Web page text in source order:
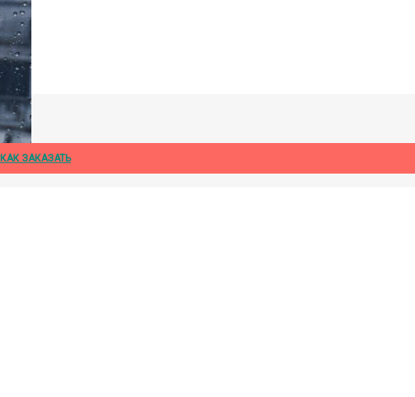
КАК ЗАКАЗАТЬ